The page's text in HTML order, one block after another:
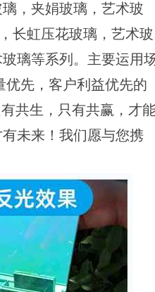
，夹娟玻璃，艺术玻
长虹压花玻璃，艺术玻
璃等系列。主要运用
优先，客户利益优先的
共生，只有共赢，才
未来！我们愿与您携